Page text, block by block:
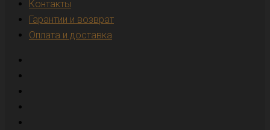
Контакты
Гарантии и возврат
Оплата и доставка